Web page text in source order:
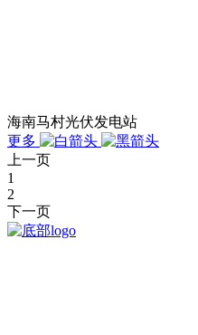
海南马村光伏发电站
更多
上一页
1
2
下一页